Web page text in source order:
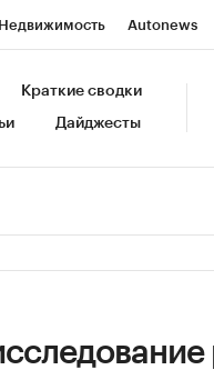
Недвижимость Autonews
СПб
Краткие сводки
Дайджесты